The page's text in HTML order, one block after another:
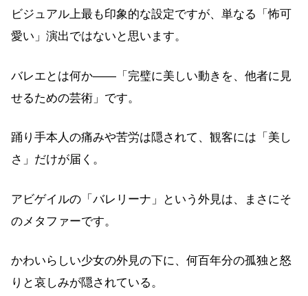
ビジュアル上最も印象的な設定ですが、単なる「怖可
愛い」演出ではないと思います。
バレエとは何か——「完璧に美しい動きを、他者に見
せるための芸術」です。
踊り手本人の痛みや苦労は隠されて、観客には「美し
さ」だけが届く。
アビゲイルの「バレリーナ」という外見は、まさにそ
のメタファーです。
かわいらしい少女の外見の下に、何百年分の孤独と怒
りと哀しみが隠されている。